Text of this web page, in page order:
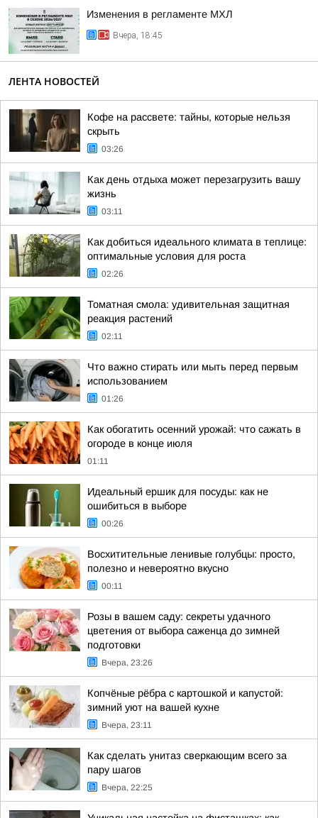
Изменения в регламенте МХЛ
Вчера, 18:45
ЛЕНТА НОВОСТЕЙ
Кофе на рассвете: тайны, которые нельзя
скрыть
03:26
Как день отдыха может перезагрузить вашу
жизнь
03:11
Как добиться идеального климата в теплице:
оптимальные условия для роста
02:26
Томатная смола: удивительная защитная
реакция растений
02:11
Что важно стирать или мыть перед первым
использованием
01:26
Как обогатить осенний урожай: что сажать в
огороде в конце июля
01:11
Идеальный ершик для посуды: как не
ошибиться в выборе
00:26
Восхитительные ленивые голубцы: просто,
полезно и невероятно вкусно
00:11
Розы в вашем саду: секреты удачного
цветения от выбора саженца до зимней
подготовки
Вчера, 23:26
Копчёные рёбра с картошкой и капустой:
зимний уют на вашей кухне
Вчера, 23:11
Как сделать унитаз сверкающим всего за
пару шагов
Вчера, 22:25